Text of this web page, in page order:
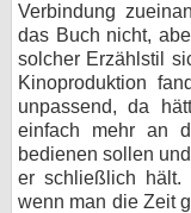
Verbindung
das Buch nicht,
solcher Erzählstil
Kinoproduktion
unpassend, da
einfach mehr an
bedienen sollen
er schließlich hält.
wenn man die Zeit